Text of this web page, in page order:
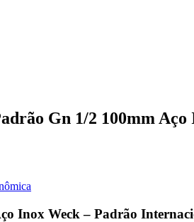
Gn 1/2 100mm
Inox Weck – Padrão